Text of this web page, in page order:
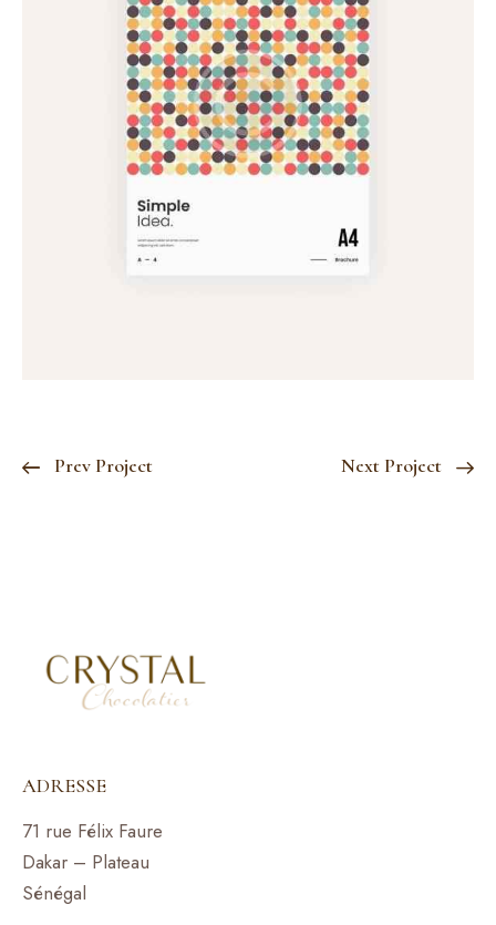
Prev Project Next Project
ADRESSE
71 rue Félix Faure
Dakar – Plateau
Sénégal